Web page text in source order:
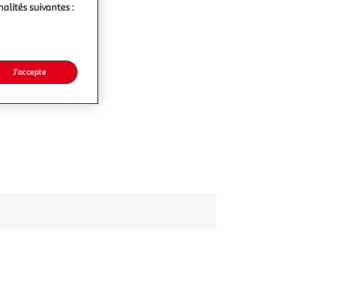
suivantes :
J'accepte